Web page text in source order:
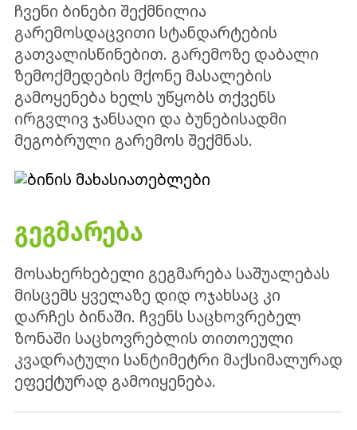
ჩვენი ბინები შექმნილია
გარემოსდაცვითი სტანდარტების
გათვალისწინებით. გარემოზე დაბალი
ზემოქმედების მქონე მასალების
გამოყენება ხელს უწყობს თქვენს
ირგვლივ ჯანსაღი და ბუნებისადმი
მეგობრული გარემოს შექმნას.
ᲒᲔᲒᲛᲐᲠᲔᲑᲐ
მოსახერხებელი გეგმარება საშუალებას
მისცემს ყველაზე დიდ ოჯახსაც კი
დარჩეს ბინაში. ჩვენს საცხოვრებელ
ზონაში საცხოვრებლის თითოეული
კვადრატული სანტიმეტრი მაქსიმალურად
ეფექტურად გამოიყენება.